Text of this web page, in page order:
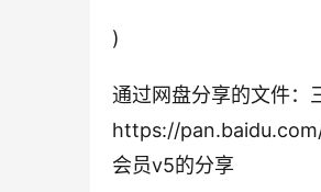
)
通过网盘分享的文件：
https://
会员v5的分享